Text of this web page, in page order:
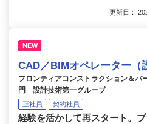
更新日：
NEW
CAD／BIMオペレーター（
フロンティアコンストラクション＆
門 設計技術第一グループ
正社員 契約社員
経験を活かして再スタート。ブ